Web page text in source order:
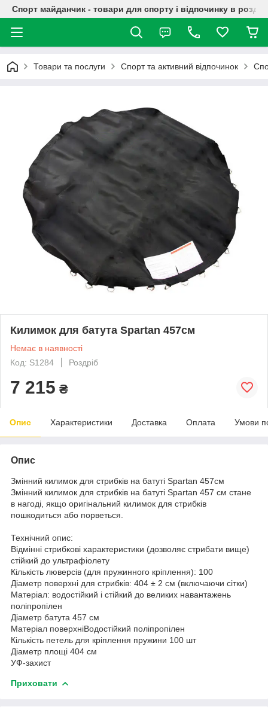
Спорт майданчик - товари для спорту і відпочинку в
Товари та послуги Спорт та активний відпочинок
Килимок для батута Spartan 457см
Немає в наявності
Код: S1284
Роздріб
7 215 ₴
Опис Характеристики Доставка Оплата Умови
Опис
Змінний килимок для стрибків на батуті Spartan 457см
Змінний килимок для стрибків на батуті Spartan 457 см стане
в нагоді, якщо оригінальний килимок для стрибків
пошкодиться або порветься.
Технічний опис:
Відмінні стрибкові характеристики (дозволяє стрибати вище)
стійкий до ультрафіолету
Кількість люверсів (для пружинного кріплення): 100
Діаметр поверхні для стрибків: 404 ± 2 см (включаючи сітки)
Матеріал: водостійкий і стійкий до великих навантажень
поліпропілен
Діаметр батута 457 см
Матеріал поверхніВодостійкий поліпропілен
Кількість петель для кріплення пружини 100 шт
Діаметр площі 404 см
УФ-захист
Приховати